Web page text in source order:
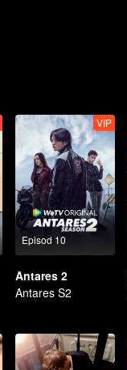
Episod 10
VIP
Antares 2
Antares S2